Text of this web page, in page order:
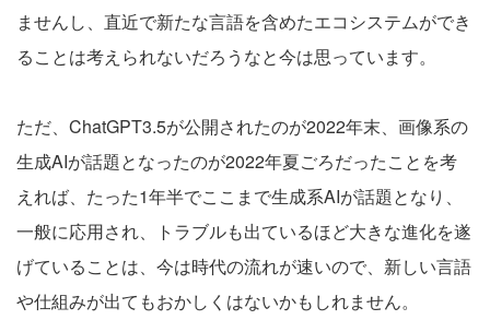
ませんし、直近で新たな言語を含めたエコシステムができ
ることは考えられないだろうなと今は思っています。
ただ、ChatGPT3.5が公開されたのが2022年末、画像系の
生成AIが話題となったのが2022年夏ごろだったことを考
えれば、たった1年半でここまで生成系AIが話題となり、
一般に応用され、トラブルも出ているほど大きな進化を遂
げていることは、今は時代の流れが速いので、新しい言語
や仕組みが出てもおかしくはないかもしれません。